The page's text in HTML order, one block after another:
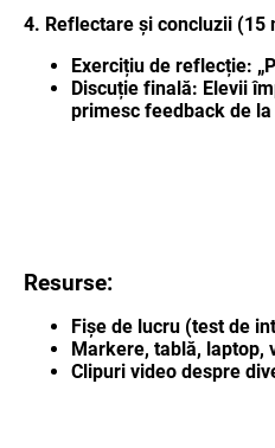
4. Reflectare și concluzii (15
Exercițiu de reflecție:
Discuție finală: Elevii
primesc feedback de
Resurse:
Fișe de lucru (test de
Markere, tablă, laptop,
Clipuri video despre